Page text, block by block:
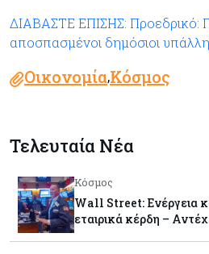
ΔΙΑΒΑΣΤΕ ΕΠΙΣΗΣ: Προεδρικό:
αποσπασμένοι δημόσιοι
Οικονομία,Κόσμος
Τελευταία Νέα
Κόσμος
Wall Street: Ενέργεια
εταιρικά κέρδη –